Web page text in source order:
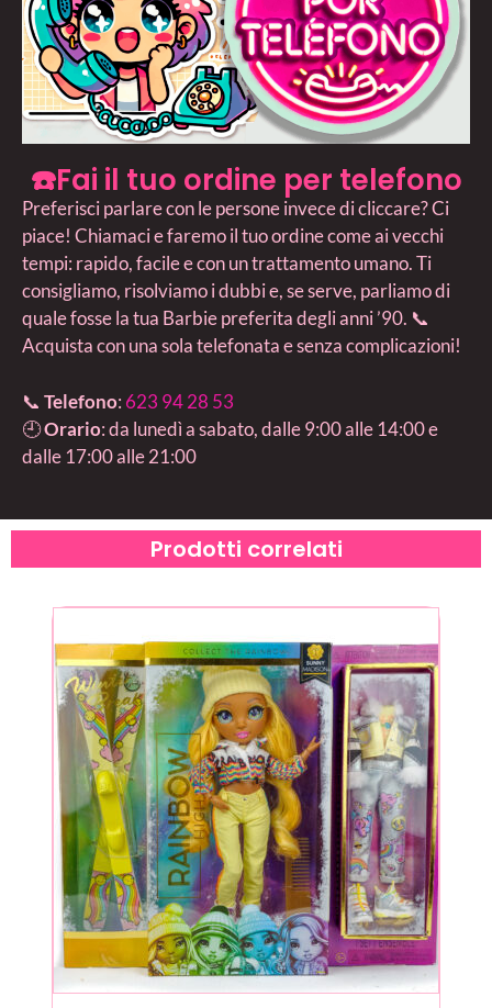
☎️Fai il tuo ordine per telefono
Preferisci parlare con le persone invece di cliccare? Ci
piace! Chiamaci e faremo il tuo ordine come ai vecchi
tempi: rapido, facile e con un trattamento umano. Ti
consigliamo, risolviamo i dubbi e, se serve, parliamo di
quale fosse la tua Barbie preferita degli anni ’90. 📞
Acquista con una sola telefonata e senza complicazioni!
📞 Telefono: 623 94 28 53
🕘Orario: da lunedì a sabato, dalle 9:00 alle 14:00 e
dalle 17:00 alle 21:00
Prodotti correlati